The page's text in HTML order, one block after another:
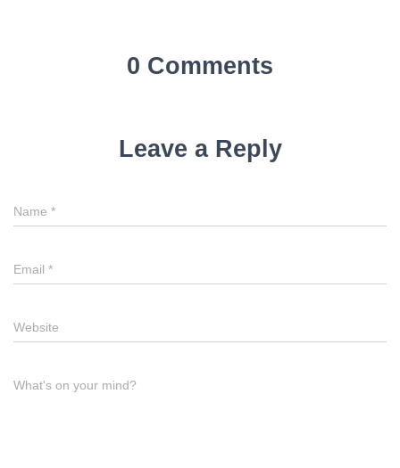
0 Comments
Leave a Reply
Name *
Email *
Website
What's on your mind?